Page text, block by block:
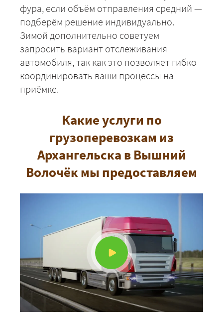
фура, если объём отправления средний —
подберём решение индивидуально.
Зимой дополнительно советуем
запросить вариант отслеживания
автомобиля, так как это позволяет гибко
координировать ваши процессы на
приёмке.
Какие услуги по
грузоперевозкам из
Архангельска в Вышний
Волочёк мы предоставляем
ЗАКАЗАТЬ